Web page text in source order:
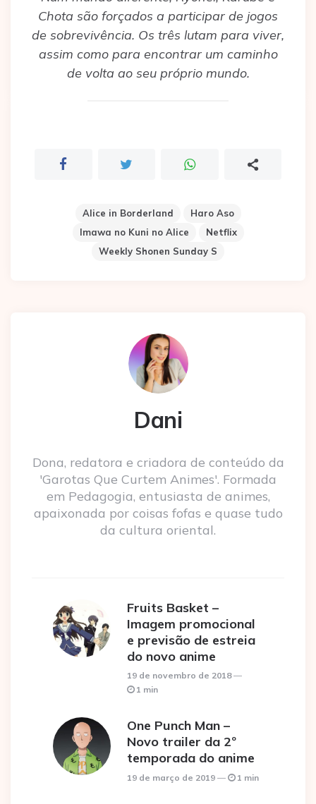
Chota são forçados a participar de jogos
de sobrevivência. Os três lutam para viver,
assim como para encontrar um caminho
de volta ao seu próprio mundo.
Alice in Borderland
Haro Aso
Imawa no Kuni no Alice
Netflix
Weekly Shonen Sunday S
Dani
Dona, redatora e criadora de conteúdo da
'Garotas Que Curtem Animes'. Formada
em Pedagogia, entusiasta de animes,
apaixonada por coisas fofas e quase tudo
da cultura oriental.
Fruits Basket –
Imagem promocional
e previsão de estreia
do novo anime
19 de novembro de 2018
1 min
One Punch Man –
Novo trailer da 2º
temporada do anime
19 de março de 2019 1 min